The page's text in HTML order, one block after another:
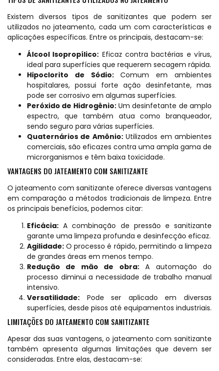
Existem diversos tipos de sanitizantes que podem ser
utilizados no jateamento, cada um com características e
aplicações específicas. Entre os principais, destacam-se:
Álcool Isopropílico: Eficaz contra bactérias e vírus,
ideal para superfícies que requerem secagem rápida.
Hipoclorito de Sódio:Comum em ambientes
hospitalares, possui forte ação desinfetante, mas
pode ser corrosivo em algumas superfícies.
Peróxido de Hidrogênio:Um desinfetante de amplo
espectro, que também atua como branqueador,
sendo seguro para várias superfícies.
Quaternários de Amônio:Utilizados em ambientes
comerciais, são eficazes contra uma ampla gama de
microrganismos e têm baixa toxicidade.
VANTAGENS DO JATEAMENTO COM SANITIZANTE
O jateamento com sanitizante oferece diversas vantagens
em comparação a métodos tradicionais de limpeza. Entre
os principais benefícios, podemos citar:
Eficácia: A combinação de pressão e sanitizante
garante uma limpeza profunda e desinfecção eficaz.
Agilidade: O processo é rápido, permitindo a limpeza
de grandes áreas em menos tempo.
Redução de mão de obra:A automação do
processo diminui a necessidade de trabalho manual
intensivo.
Versatilidade: Pode ser aplicado em diversas
superfícies, desde pisos até equipamentos industriais.
LIMITAÇÕES DO JATEAMENTO COM SANITIZANTE
Apesar das suas vantagens, o jateamento com sanitizante
também apresenta algumas limitações que devem ser
consideradas. Entre elas, destacam-se: